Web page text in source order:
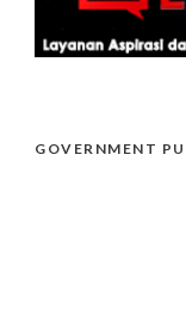
GOVERNMENT